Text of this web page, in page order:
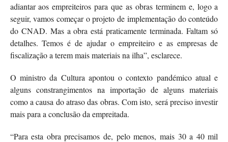
adiantar aos empreiteiros para que as obras terminem e, logo a
seguir, vamos começar o projeto de implementação do conteúdo
do CNAD. Mas a obra está praticamente terminada. Faltam só
detalhes. Temos é de ajudar o empreiteiro e as empresas de
fiscalização a terem mais materiais na ilha”, esclarece.
O ministro da Cultura apontou o contexto pandémico atual e
alguns constrangimentos na importação de alguns materiais
como a causa do atraso das obras.Com isto, será preciso investir
mais para a conclusão da empreitada.
“Para esta obra precisamos de, pelo menos, mais 30 a 40 mil